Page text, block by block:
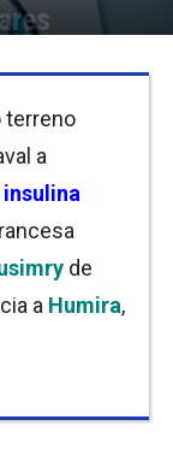
terreno
a
insulina
de
a Humira,